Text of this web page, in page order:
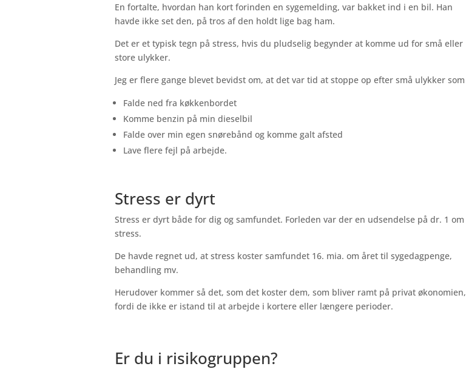
En fortalte, hvordan han kort forinden en sygemelding, var bakket ind i en bil. Han
havde ikke set den, på tros af den holdt lige bag ham.
Det er et typisk tegn på stress, hvis du pludselig begynder at komme ud for små eller
store ulykker.
Jeg er flere gange blevet bevidst om, at det var tid at stoppe op efter små ulykker som
Falde ned fra køkkenbordet
Komme benzin på min dieselbil
Falde over min egen snørebånd og komme galt afsted
Lave flere fejl på arbejde.
Stress er dyrt
Stress er dyrt både for dig og samfundet. Forleden var der en udsendelse på dr. 1 om
stress.
De havde regnet ud, at stress koster samfundet 16. mia. om året til sygedagpenge,
behandling mv.
Herudover kommer så det, som det koster dem, som bliver ramt på privat økonomien,
fordi de ikke er istand til at arbejde i kortere eller længere perioder.
Er du i risikogruppen?